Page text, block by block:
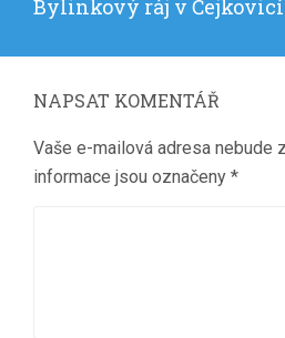
Bylinkový ráj v
NAPSAT KOMENTÁŘ
Vaše e-mailová adresa nebude
informace jsou označeny *